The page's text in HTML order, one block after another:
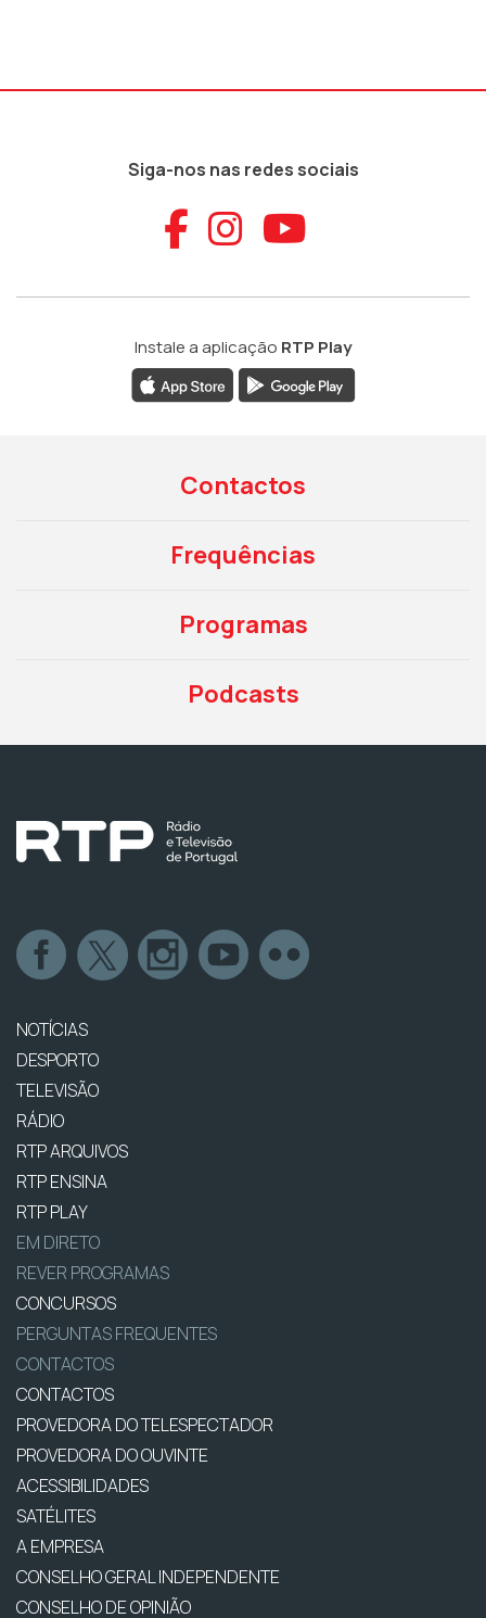
Siga-nos nas redes sociais
Aceder ao
Aceder ao
Aceder
Instale a aplicação RTP Play
Contactos
Frequências
Programas
Podcasts
NOTÍCIAS
DESPORTO
TELEVISÃO
RÁDIO
RTP ARQUIVOS
RTP ENSINA
RTP PLAY
EM DIRETO
REVER PROGRAMAS
CONCURSOS
PERGUNTAS FREQUENTES
CONTACTOS
CONTACTOS
PROVEDORA DO TELESPECTADOR
PROVEDORA DO OUVINTE
ACESSIBILIDADES
SATÉLITES
A EMPRESA
CONSELHO GERAL INDEPENDENTE
CONSELHO DE OPINIÃO